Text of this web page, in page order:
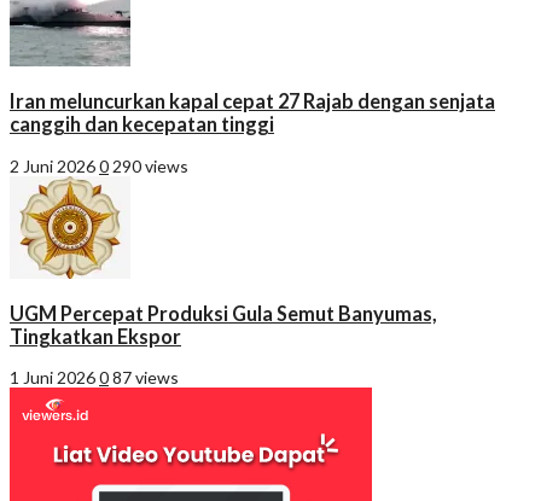
Iran meluncurkan kapal cepat 27 Rajab dengan senjata
canggih dan kecepatan tinggi
2 Juni 20260 290 views
UGM Percepat Produksi Gula Semut Banyumas,
Tingkatkan Ekspor
1 Juni 2026087 views